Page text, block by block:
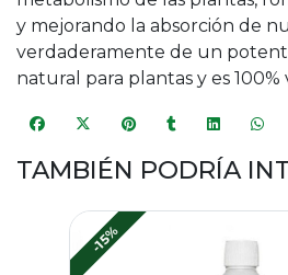
y mejorando la absorción de
verdaderamente de un
natural para plantas y es 100%
TAMBIÉN PODRÍA
-15%